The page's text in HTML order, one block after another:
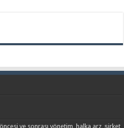
öncesi ve sonrası yönetim, halka arz, şirket